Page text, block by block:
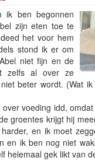
ik ben begonnen
zijn eten toe te
het voor hem
stond ik er om
niet fijn en de
zelfs al over ze
beter wordt. (Wat
voeding idd,
groentes krijgt hij
en ik moet
en ik ben nog niet
helemaal gek likt van